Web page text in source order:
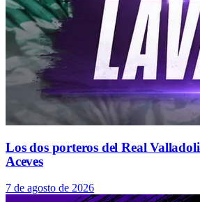
Los dos porteros del Real
Aceves
7 de agosto de 2026